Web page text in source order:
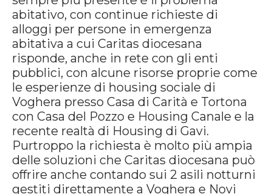
abitativo, con continue richieste di
alloggi per persone in emergenza
abitativa a cui Caritas diocesana
risponde, anche in rete con gli enti
pubblici, con alcune risorse proprie come
le esperienze di housing sociale di
Voghera presso Casa di Carità e Tortona
con Casa del Pozzo e Housing Canale e la
recente realtà di Housing di Gavi.
Purtroppo la richiesta è molto più ampia
delle soluzioni che Caritas diocesana può
offrire anche contando sui 2 asili notturni
gestiti direttamente a Voghera e Novi